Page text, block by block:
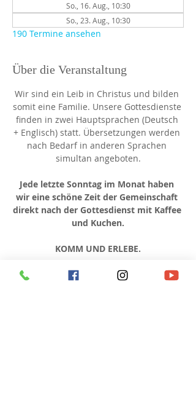
So., 16. Aug., 10:30
So., 23. Aug., 10:30
190 Termine ansehen
Über die Veranstaltung
Wir sind ein Leib in Christus und bilden
somit eine Familie. Unsere Gottesdienste
finden in zwei Hauptsprachen (Deutsch
+ Englisch) statt. Übersetzungen werden
nach Bedarf in anderen Sprachen
simultan angeboten.
Jede letzte Sonntag im Monat haben
wir eine schöne Zeit der Gemeinschaft
direkt nach der Gottesdienst mit Kaffee
und Kuchen.
KOMM UND ERLEBE.